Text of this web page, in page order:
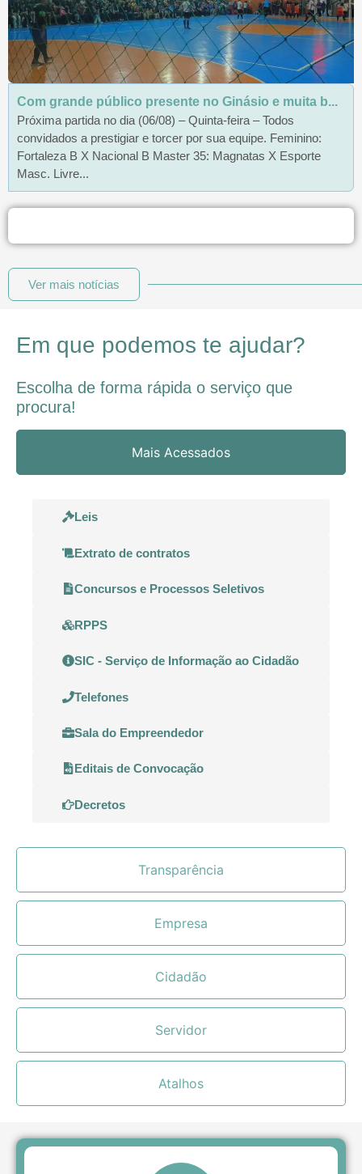
Com grande público presente no Ginásio e muita b...
Próxima partida no dia (06/08) – Quinta-feira – Todos
convidados a prestigiar e torcer por sua equipe. Feminino:
Fortaleza B X Nacional B Master 35: Magnatas X Esporte
Masc. Livre...
Ver mais notícias
Em que podemos te ajudar?
Escolha de forma rápida o serviço que
procura!
Mais Acessados
Transparência
Empresa
Cidadão
Servidor
Atalhos
Leis
Extrato de contratos
Concursos e Processos Seletivos
RPPS
SIC - Serviço de Informação ao Cidadão
Telefones
Sala do Empreendedor
Editais de Convocação
Decretos